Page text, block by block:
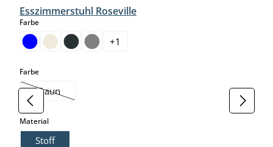
Esszimmerstuhl Roseville
Farbeauswählen
+1
Farbeauswählen
braun
(Diese Option ist zurzeit nicht verfügbar.)
Materialauswählen
Stoff